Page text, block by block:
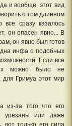
и вообще, этот вид
о том длинном
сразу казалось
он опасен явно... В
он явно был готов
инфа о подобных
Если все
можно было не
для Гримуа этот мир
из-за того что его
урезаны или даже
только его сила